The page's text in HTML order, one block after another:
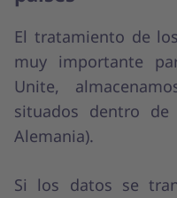
El tratamiento de
muy importante
Unite,
situados dentro
Alemania).
Si los datos se